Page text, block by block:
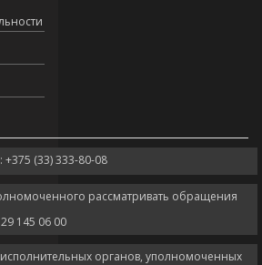
(33) 333-80-08
рассматривать обращения
145 06 00
органов, уполномоченных